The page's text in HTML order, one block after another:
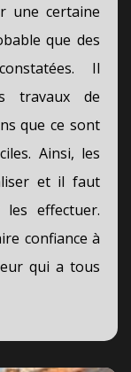
une certaine
que des
Il
travaux de
que ce sont
Ainsi, les
et il faut
effectuer.
confiance à
qui a tous